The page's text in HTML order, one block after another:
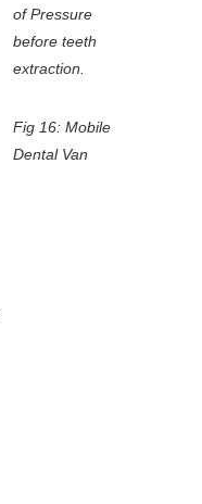
of Pressure
before teeth
extraction.
Fig 16: Mobile
Dental Van